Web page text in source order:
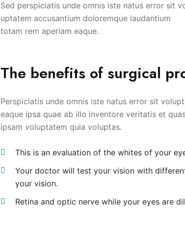
Sed perspiciatis unde omnis iste natus error sit
uptatem accusantium doloremque laudantium
totam rem aperiam eaque.
The benefits of surgical
Perspiciatis unde omnis iste natus error sit
eaque ipsa quae ab illo inventore veritatis et
ipsam voluptatem quia voluptas.
This is an evaluation of the whites of your
Your doctor will test your vision with
your vision.
Retina and optic nerve while your eyes are